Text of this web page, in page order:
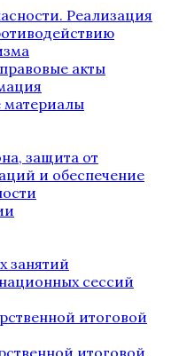
Реализация
акты
материалы
защита от
и обеспечение
занятий
сессий
итоговой
итоговой